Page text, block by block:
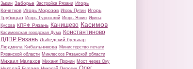
Зызин Заборье Застройка Рязани Игорь
Кочетков Игорь Морозов Игорь Путин Игорь
Трубицын Игорь Туровский Игорь Яшин Ирина
Кусова КПРФ Рязань Канищево Касимов
Касимовская городская Дума Константиново
ЛДПР Рязань Лыбедский бульвар
Людмила Кибальникова Министерство печати
Рязанской области Минлесхоз Рязанской области
Михаил Малахов Михаил Пронин Мост через Оку